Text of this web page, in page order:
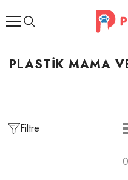
PLASTIK MAMA
Filtre